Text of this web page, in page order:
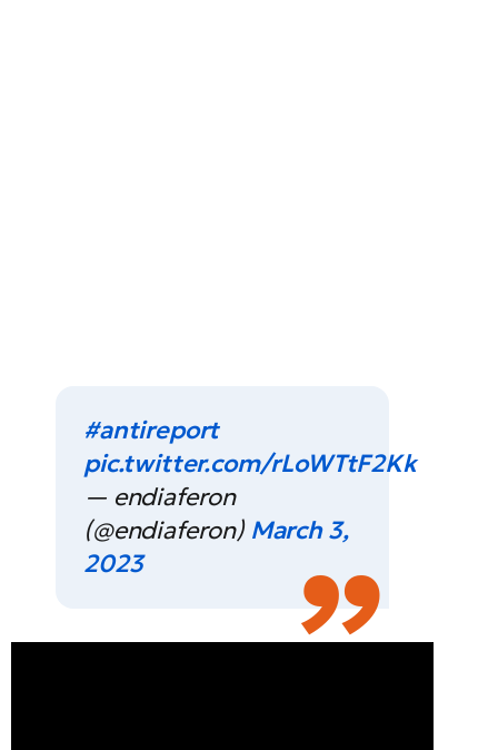
#antireport
pic.twitter.com/rLoWTtF2Kk
— endiaferon
(@endiaferon) March 3,
2023